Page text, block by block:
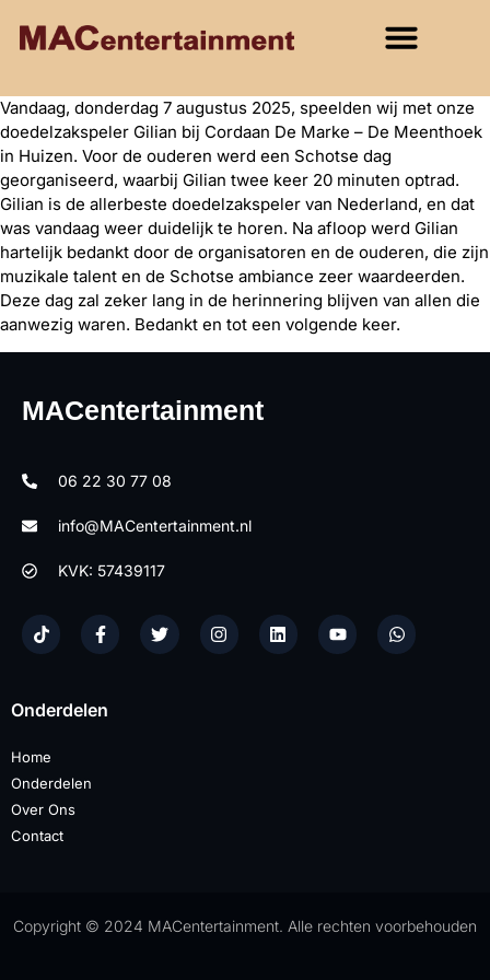
Vandaag, donderdag 7 augustus 2025, speelden wij met onze
doedelzakspeler Gilian bij Cordaan De Marke – De Meenthoek
in Huizen. Voor de ouderen werd een Schotse dag
georganiseerd, waarbij Gilian twee keer 20 minuten optrad.
Gilian is de allerbeste doedelzakspeler van Nederland, en dat
was vandaag weer duidelijk te horen. Na afloop werd Gilian
hartelijk bedankt door de organisatoren en de ouderen, die zijn
muzikale talent en de Schotse ambiance zeer waardeerden.
Deze dag zal zeker lang in de herinnering blijven van allen die
aanwezig waren. Bedankt en tot een volgende keer.
MACentertainment
06 22 30 77 08
info@MACentertainment.nl
KVK: 57439117
Onderdelen
Home
Onderdelen
Over Ons
Contact
Copyright © 2024 MACentertainment. Alle rechten voorbehouden